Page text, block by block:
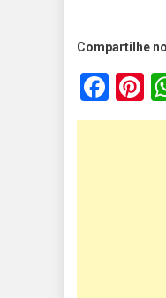
Compartilhe